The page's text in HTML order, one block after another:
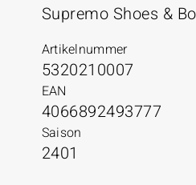
Supremo Shoes &
Artikelnummer
5320210007
EAN
4066892493777
Saison
2401